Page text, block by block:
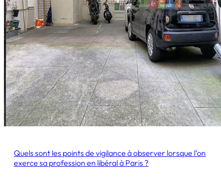
Quels sont les points de vigilance à observer lorsque l’on
exerce sa profession en libéral à Paris ?